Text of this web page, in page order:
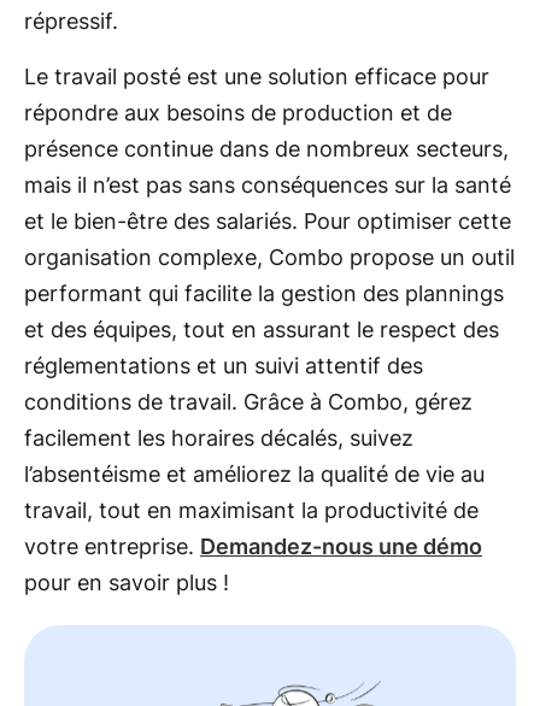
répressif.
Le travail posté est une solution efficace pour
répondre aux besoins de production et de
présence continue dans de nombreux secteurs,
mais il n’est pas sans conséquences sur la santé
et le bien-être des salariés. Pour optimiser cette
organisation complexe, Combo propose un outil
performant qui facilite la gestion des plannings
et des équipes, tout en assurant le respect des
réglementations et un suivi attentif des
conditions de travail. Grâce à Combo, gérez
facilement les horaires décalés, suivez
l’absentéisme et améliorez la qualité de vie au
travail, tout en maximisant la productivité de
votre entreprise. Demandez-nous une démo
pour en savoir plus !